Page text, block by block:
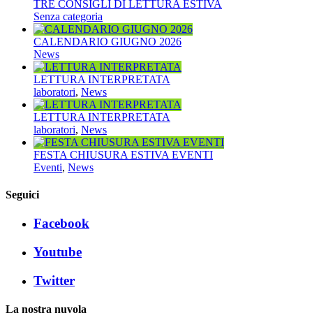
TRE CONSIGLI DI LETTURA ESTIVA
Senza categoria
CALENDARIO GIUGNO 2026
News
LETTURA INTERPRETATA
laboratori, News
LETTURA INTERPRETATA
laboratori, News
FESTA CHIUSURA ESTIVA EVENTI
Eventi, News
Seguici
Facebook
Youtube
Twitter
La nostra nuvola